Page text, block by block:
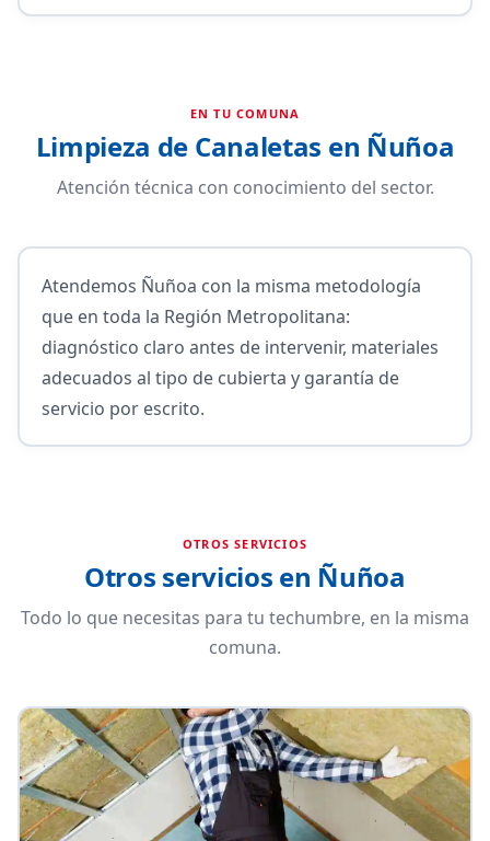
EN TU COMUNA
Limpieza de Canaletas en Ñuñoa
Atención técnica con conocimiento del sector.
Atendemos Ñuñoa con la misma metodología
que en toda la Región Metropolitana:
diagnóstico claro antes de intervenir, materiales
adecuados al tipo de cubierta y garantía de
servicio por escrito.
OTROS SERVICIOS
Otros servicios en Ñuñoa
Todo lo que necesitas para tu techumbre, en la misma
comuna.